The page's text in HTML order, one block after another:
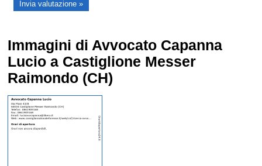
Immagini di Avvocato Capanna
Lucio a Castiglione Messer
Raimondo (CH)